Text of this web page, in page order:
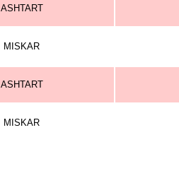
ASHTART
MISKAR
ASHTART
MISKAR